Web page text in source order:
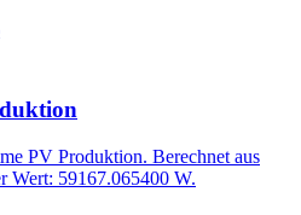
PV Produktion. Berechnet aus
Wert: 59167.065400 W.